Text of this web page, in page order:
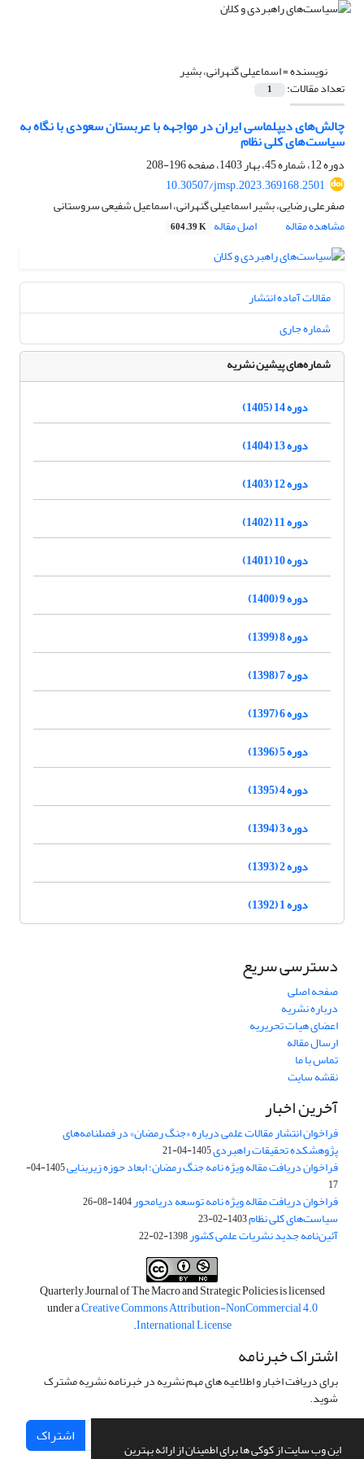
این وب سایت از کوکی ها برای اطمینان از ارائه بهترین
نویسنده =اسماعیلی گنهرانی، بشیر
تعداد مقالات: 1
چالش‌های دیپلماسی ایران در مواجهه با عربستان سعودی با نگاه به
سیاست‌های کلی نظام
دوره 12، شماره 45، بهار 1403، صفحه
196-208
10.30507/jmsp.2023.369168.2501
صفرعلی رضایی، بشیر اسماعیلی گنهرانی، اسماعیل شفیعی سروستانی
مشاهده مقاله
اصل مقاله 604.39 K
مقالات آماده انتشار
شماره جاری
شماره‌های پیشین نشریه
دوره 14 (1405)
دوره 13 (1404)
دوره 12 (1403)
دوره 11 (1402)
دوره 10 (1401)
دوره 9 (1400)
دوره 8 (1399)
دوره 7 (1398)
دوره 6 (1397)
دوره 5 (1396)
دوره 4 (1395)
دوره 3 (1394)
دوره 2 (1393)
دوره 1 (1392)
دسترسی سریع
صفحه اصلی
درباره نشریه
اعضای هیات تحریریه
ارسال مقاله
تماس با ما
نقشه سایت
آخرین اخبار
فراخوان انتشار مقالات علمی درباره «جنگ رمضان» در فصلنامه‌های
پژوهشکده تحقیقات راهبردی1405-04-21
فراخوان دریافت مقاله ویژه نامه جنگ رمضان؛ ابعاد حوزه زیربنایی
1405-04-
17
فراخوان دریافت مقاله ویژه نامه توسعه دریامحور1404-08-26
سیاست‌های کلی نظام1403-02-23
آئین‌نامه جدید نشریات علمی کشور1398-02-22
Quarterly Journal of The Macro and Strategic Policies is licensed
under aCreative Commons Attribution-NonCommercial 4.0
International License
.
اشتراک خبرنامه
برای دریافت اخبار و اطلاعیه های مهم نشریه در خبرنامه نشریه مشترک
شوید.
اشتراک